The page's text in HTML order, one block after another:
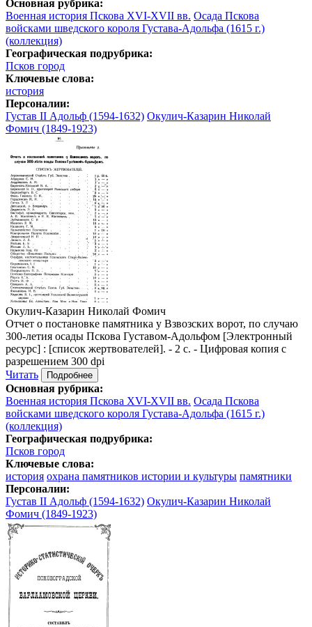
Основная рубрика:
Военная история Пскова XVI-XVII вв. Осада Пскова
войсками шведского короля Густава-Адольфа (1615 г.)
(коллекция)
Географическая подрубрика:
Псков город
Ключевые слова:
история
Персоналии:
Густав II Адольф (1594-1632) Окулич-Казарин Николай
Фомич (1849-1923)
Окулич-Казарин Николай Фомич
Отчет о постановке памятника у Взвозских ворот, по случаю
300-летия осады Пскова Густавом-Адольфом [Электронный
ресурс] : [список жертвователей]. - 2 с. - Цифровая копия с
разрешением 300 dpi
Читать
Подробнее
Основная рубрика:
Военная история Пскова XVI-XVII вв. Осада Пскова
войсками шведского короля Густава-Адольфа (1615 г.)
(коллекция)
Географическая подрубрика:
Псков город
Ключевые слова:
история охрана памятников истории и культуры памятники
Персоналии:
Густав II Адольф (1594-1632) Окулич-Казарин Николай
Фомич (1849-1923)